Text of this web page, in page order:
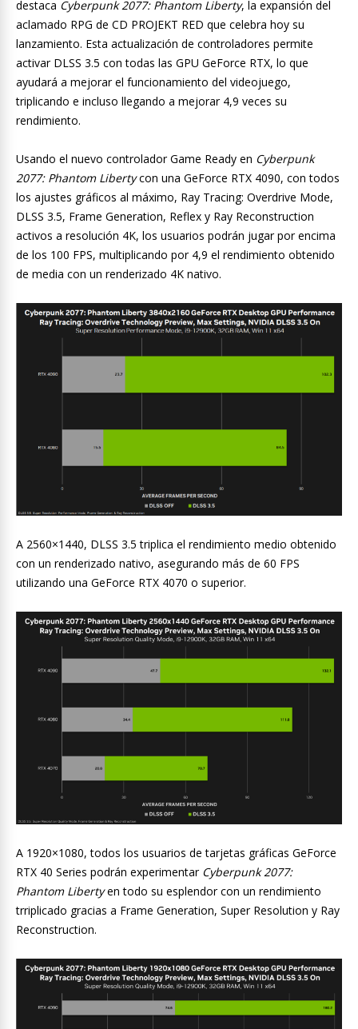
destaca Cyberpunk 2077: Phantom Liberty, la expansión del
aclamado RPG de CD PROJEKT RED que celebra hoy su
lanzamiento. Esta actualización de controladores permite
activar DLSS 3.5 con todas las GPU GeForce RTX, lo que
ayudará a mejorar el funcionamiento del videojuego,
triplicando e incluso llegando a mejorar 4,9 veces su
rendimiento.
Usando el nuevo controlador Game Ready en Cyberpunk
2077: Phantom Libertycon una GeForce RTX 4090, con todos
los ajustes gráficos al máximo, Ray Tracing: Overdrive Mode,
DLSS 3.5, Frame Generation, Reflex y Ray Reconstruction
activos a resolución 4K, los usuarios podrán jugar por encima
de los 100 FPS, multiplicando por 4,9 el rendimiento obtenido
de media con un renderizado 4K nativo.
A 2560×1440, DLSS 3.5 triplica el rendimiento medio obtenido
con un renderizado nativo, asegurando más de 60 FPS
utilizando una GeForce RTX 4070 o superior.
A 1920×1080, todos los usuarios de tarjetas gráficas GeForce
RTX 40 Series podrán experimentar Cyberpunk 2077:
Phantom Libertyen todo su esplendor con un rendimiento
trriplicado gracias a Frame Generation, Super Resolution y Ray
Reconstruction.